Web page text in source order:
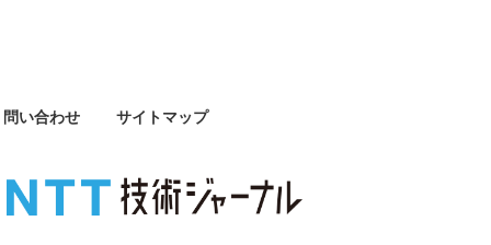
問い合わせ サイトマップ